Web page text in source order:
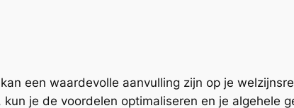
een waardevolle aanvulling zijn op je
je de voordelen optimaliseren en je algehele